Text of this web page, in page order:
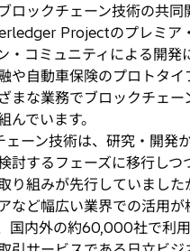
ロックチェーン技術の共同
Projectのプレミア
・コミュニティによる開発
や自動車保険のプロトタイ
まな業務でブロックチェー
んでいます。
ェーン技術は、研究・開発
討するフェーズに移行しつ
り組みが先行していました
など幅広い業界での活用が
国内外の約60,000社で利